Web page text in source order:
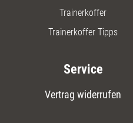
Trainerkoffer
Trainerkoffer Tipps
Service
Vertrag widerrufen